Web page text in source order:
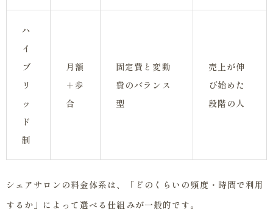
ハ
イ
ブ
リ
ッ
ド
制
月額
＋歩
合
固定費と変動
費のバランス
型
売上が伸
び始めた
段階の人
シェアサロンの料金体系は、「どのくらいの頻度・時間で利用
するか」によって選べる仕組みが一般的です。